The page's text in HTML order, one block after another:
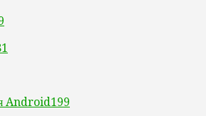
Android199